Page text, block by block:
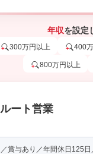
年収を設定
300万円以上 400
800万円以上
ート営業
賞与あり／年間休日125日